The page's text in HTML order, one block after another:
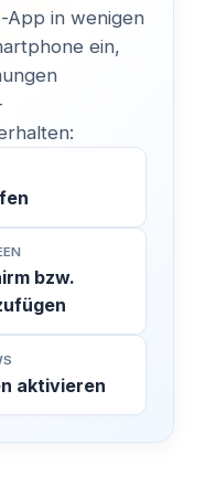
App in wenigen
ein,
bzw.
aktivieren